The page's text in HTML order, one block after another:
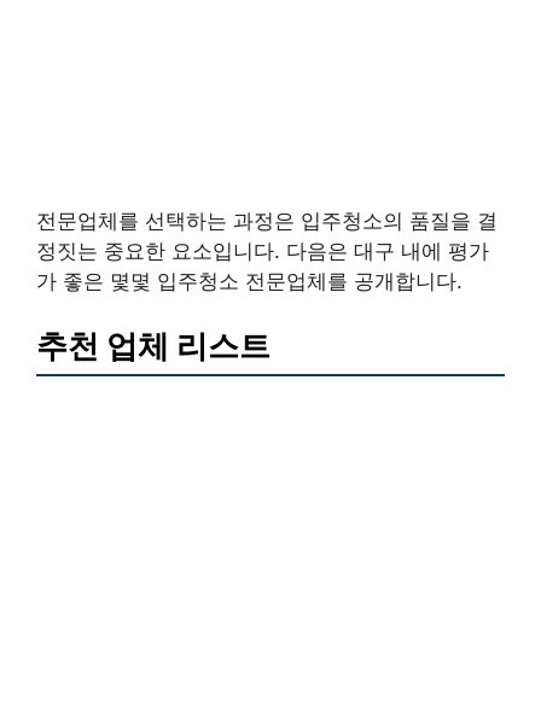
전문업체를 선택하는 과정은 입주청소의 품질을 결
정짓는 중요한 요소입니다. 다음은 대구 내에 평가
가 좋은 몇몇 입주청소 전문업체를 공개합니다.
추천 업체 리스트